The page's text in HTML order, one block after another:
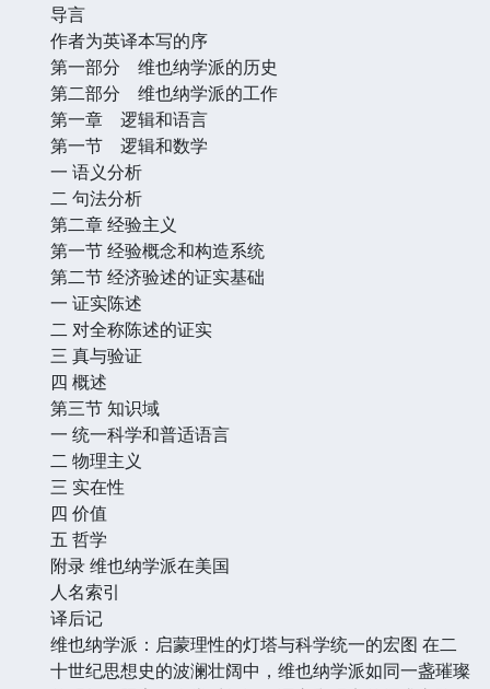
导言
作者为英译本写的序
第一部分 维也纳学派的历史
第二部分 维也纳学派的工作
第一章 逻辑和语言
第一节 逻辑和数学
一 语义分析
二 句法分析
第二章 经验主义
第一节 经验概念和构造系统
第二节 经济验述的证实基础
一 证实陈述
二 对全称陈述的证实
三 真与验证
四 概述
第三节 知识域
一 统一科学和普适语言
二 物理主义
三 实在性
四 价值
五 哲学
附录 维也纳学派在美国
人名索引
译后记
维也纳学派：启蒙理性的灯塔与科学统一的宏图 在二
十世纪思想史的波澜壮阔中，维也纳学派如同一盏璀璨